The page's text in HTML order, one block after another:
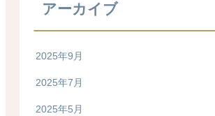
アーカイブ
2025年9月
2025年7月
2025年5月